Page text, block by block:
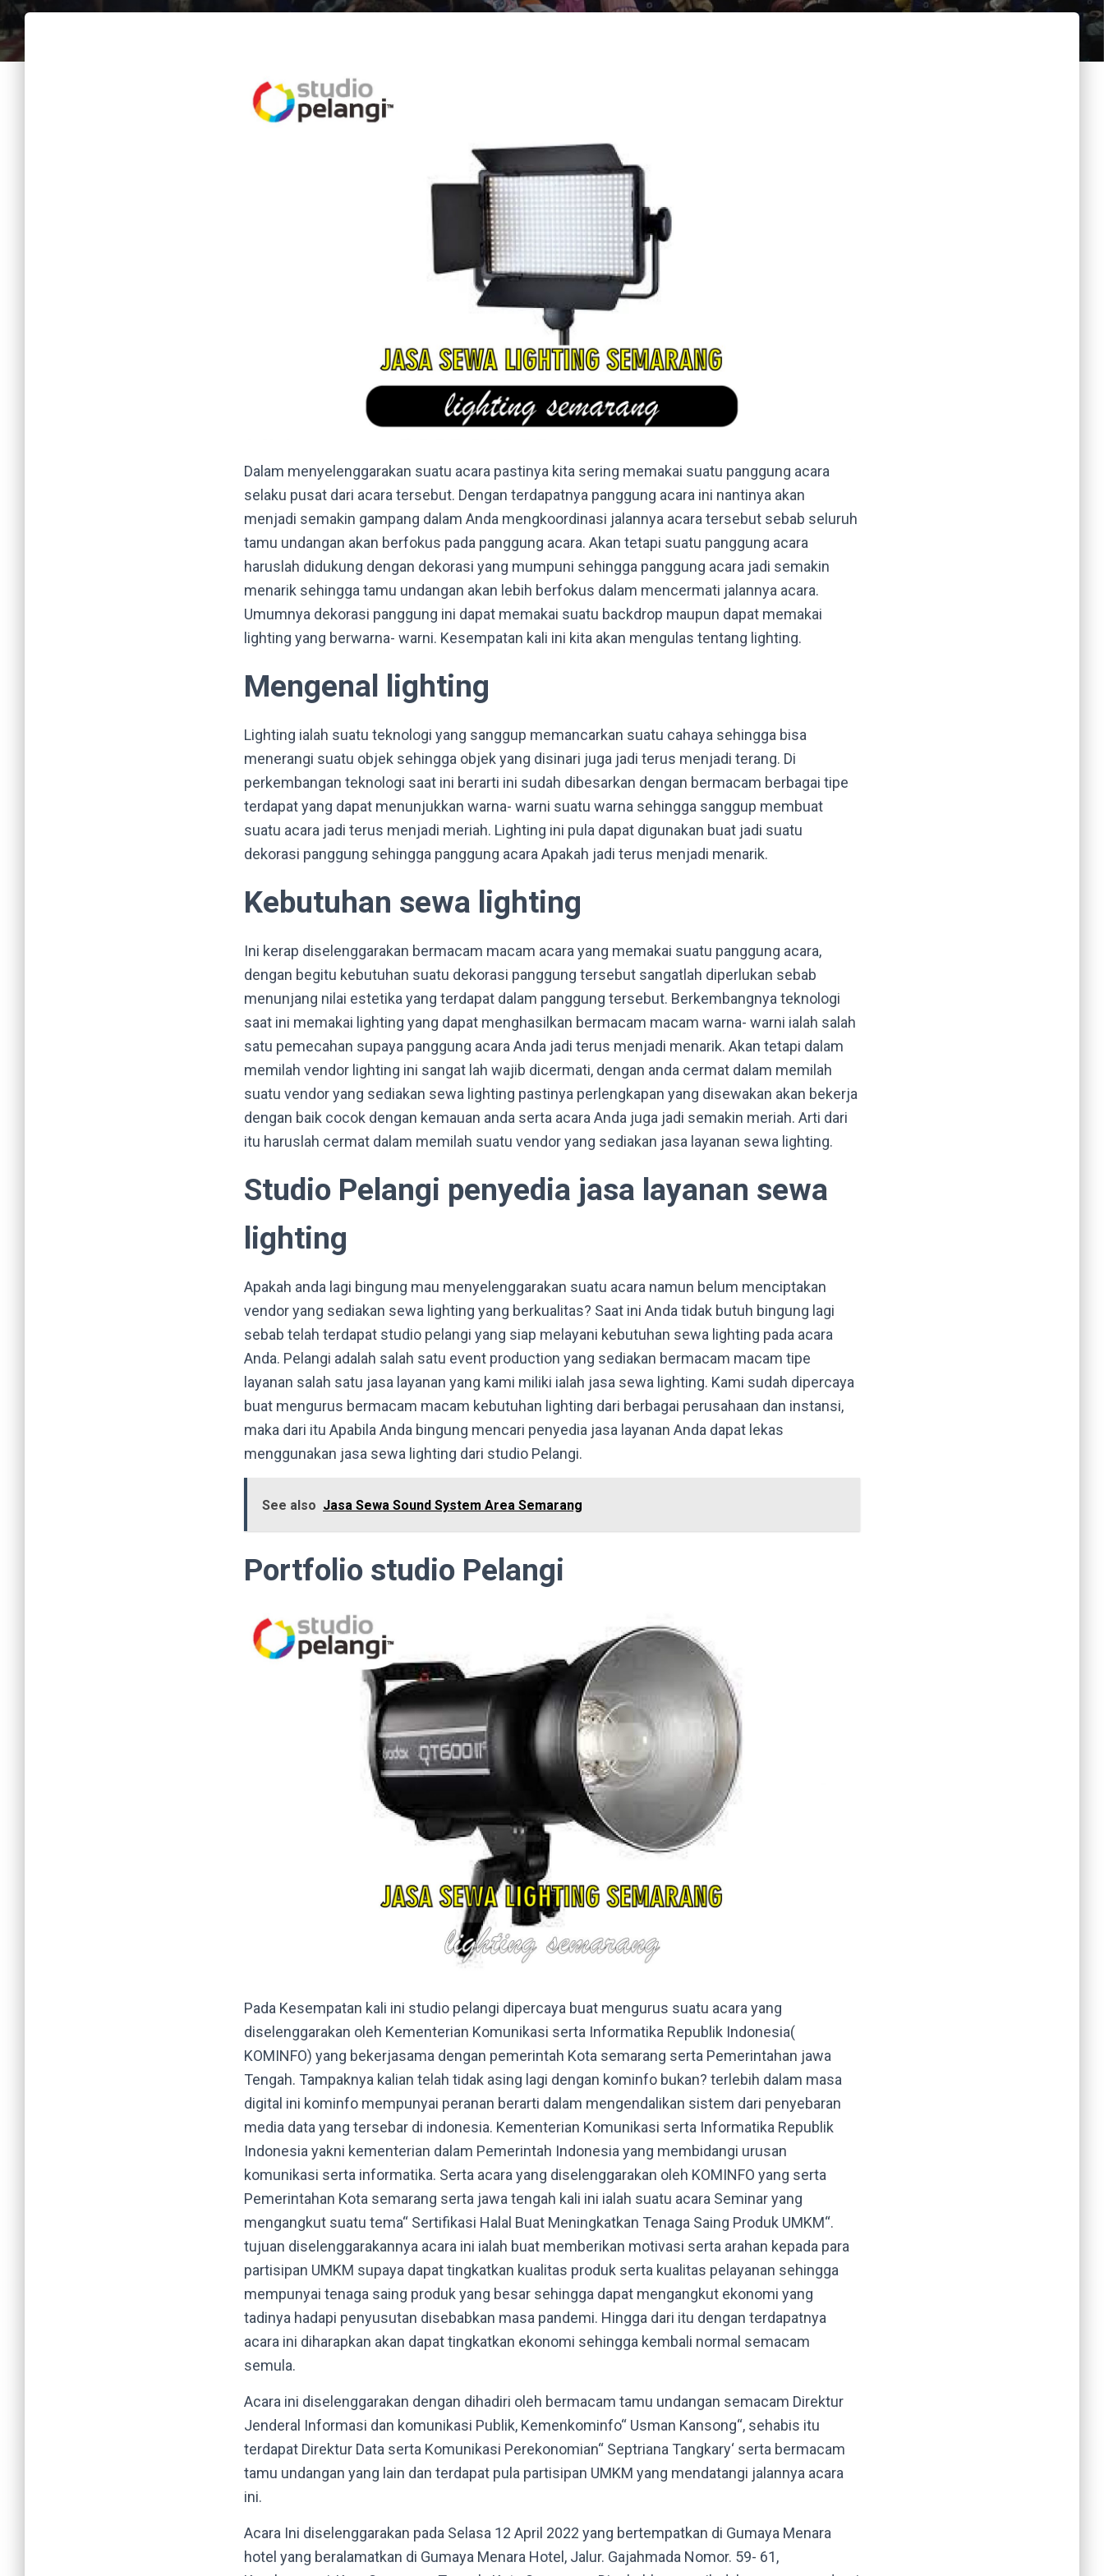
Dalam menyelenggarakan suatu acara pastinya kita sering memakai suatu panggung acara
selaku pusat dari acara tersebut. Dengan terdapatnya panggung acara ini nantinya akan
menjadi semakin gampang dalam Anda mengkoordinasi jalannya acara tersebut sebab seluruh
tamu undangan akan berfokus pada panggung acara. Akan tetapi suatu panggung acara
haruslah didukung dengan dekorasi yang mumpuni sehingga panggung acara jadi semakin
menarik sehingga tamu undangan akan lebih berfokus dalam mencermati jalannya acara.
Umumnya dekorasi panggung ini dapat memakai suatu backdrop maupun dapat memakai
lighting yang berwarna- warni. Kesempatan kali ini kita akan mengulas tentang lighting.
Mengenal lighting
Lighting ialah suatu teknologi yang sanggup memancarkan suatu cahaya sehingga bisa
menerangi suatu objek sehingga objek yang disinari juga jadi terus menjadi terang. Di
perkembangan teknologi saat ini berarti ini sudah dibesarkan dengan bermacam berbagai tipe
terdapat yang dapat menunjukkan warna- warni suatu warna sehingga sanggup membuat
suatu acara jadi terus menjadi meriah. Lighting ini pula dapat digunakan buat jadi suatu
dekorasi panggung sehingga panggung acara Apakah jadi terus menjadi menarik.
Kebutuhan sewa lighting
Ini kerap diselenggarakan bermacam macam acara yang memakai suatu panggung acara,
dengan begitu kebutuhan suatu dekorasi panggung tersebut sangatlah diperlukan sebab
menunjang nilai estetika yang terdapat dalam panggung tersebut. Berkembangnya teknologi
saat ini memakai lighting yang dapat menghasilkan bermacam macam warna- warni ialah salah
satu pemecahan supaya panggung acara Anda jadi terus menjadi menarik. Akan tetapi dalam
memilah vendor lighting ini sangat lah wajib dicermati, dengan anda cermat dalam memilah
suatu vendor yang sediakan sewa lighting pastinya perlengkapan yang disewakan akan bekerja
dengan baik cocok dengan kemauan anda serta acara Anda juga jadi semakin meriah. Arti dari
itu haruslah cermat dalam memilah suatu vendor yang sediakan jasa layanan sewa lighting.
Studio Pelangi penyedia jasa layanan sewa
lighting
Apakah anda lagi bingung mau menyelenggarakan suatu acara namun belum menciptakan
vendor yang sediakan sewa lighting yang berkualitas? Saat ini Anda tidak butuh bingung lagi
sebab telah terdapat studio pelangi yang siap melayani kebutuhan sewa lighting pada acara
Anda. Pelangi adalah salah satu event production yang sediakan bermacam macam tipe
layanan salah satu jasa layanan yang kami miliki ialah jasa sewa lighting. Kami sudah dipercaya
buat mengurus bermacam macam kebutuhan lighting dari berbagai perusahaan dan instansi,
maka dari itu Apabila Anda bingung mencari penyedia jasa layanan Anda dapat lekas
menggunakan jasa sewa lighting dari studio Pelangi.
See also Jasa Sewa Sound System Area Semarang
Portfolio studio Pelangi
Pada Kesempatan kali ini studio pelangi dipercaya buat mengurus suatu acara yang
diselenggarakan oleh Kementerian Komunikasi serta Informatika Republik Indonesia(
KOMINFO) yang bekerjasama dengan pemerintah Kota semarang serta Pemerintahan jawa
Tengah. Tampaknya kalian telah tidak asing lagi dengan kominfo bukan? terlebih dalam masa
digital ini kominfo mempunyai peranan berarti dalam mengendalikan sistem dari penyebaran
media data yang tersebar di indonesia. Kementerian Komunikasi serta Informatika Republik
Indonesia yakni kementerian dalam Pemerintah Indonesia yang membidangi urusan
komunikasi serta informatika. Serta acara yang diselenggarakan oleh KOMINFO yang serta
Pemerintahan Kota semarang serta jawa tengah kali ini ialah suatu acara Seminar yang
mengangkut suatu tema“ Sertifikasi Halal Buat Meningkatkan Tenaga Saing Produk UMKM“.
tujuan diselenggarakannya acara ini ialah buat memberikan motivasi serta arahan kepada para
partisipan UMKM supaya dapat tingkatkan kualitas produk serta kualitas pelayanan sehingga
mempunyai tenaga saing produk yang besar sehingga dapat mengangkut ekonomi yang
tadinya hadapi penyusutan disebabkan masa pandemi. Hingga dari itu dengan terdapatnya
acara ini diharapkan akan dapat tingkatkan ekonomi sehingga kembali normal semacam
semula.
Acara ini diselenggarakan dengan dihadiri oleh bermacam tamu undangan semacam Direktur
Jenderal Informasi dan komunikasi Publik, Kemenkominfo“ Usman Kansong“, sehabis itu
terdapat Direktur Data serta Komunikasi Perekonomian“ Septriana Tangkary‘ serta bermacam
tamu undangan yang lain dan terdapat pula partisipan UMKM yang mendatangi jalannya acara
ini.
Acara Ini diselenggarakan pada Selasa 12 April 2022 yang bertempatkan di Gumaya Menara
hotel yang beralamatkan di Gumaya Menara Hotel, Jalur. Gajahmada Nomor. 59- 61,